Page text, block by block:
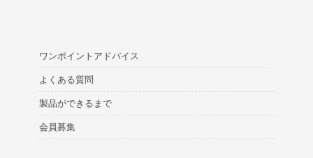
ワンポイントアドバイス
よくある質問
製品ができるまで
会員募集